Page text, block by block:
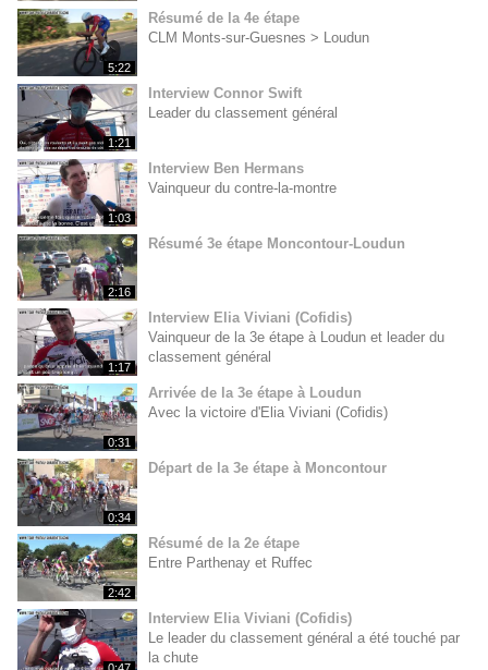
5:22
Résumé de la 4e étape
CLM Monts-sur-Guesnes > Loudun
1:21
Interview Connor Swift
Leader du classement général
1:03
Interview Ben Hermans
Vainqueur du contre-la-montre
2:16
Résumé 3e étape Moncontour-Loudun
1:17
Interview Elia Viviani (Cofidis)
Vainqueur de la 3e étape à Loudun et leader du
classement général
0:31
Arrivée de la 3e étape à Loudun
Avec la victoire d'Elia Viviani (Cofidis)
0:34
Départ de la 3e étape à Moncontour
2:42
Résumé de la 2e étape
Entre Parthenay et Ruffec
Interview Elia Viviani (Cofidis)
Le leader du classement général a été touché par
la chute